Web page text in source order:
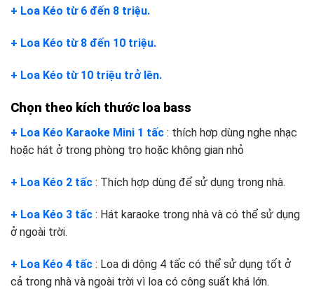
+ Loa Kéo từ 6 đến 8 triệu.
+ Loa Kéo từ 8 đến 10 triệu.
+ Loa Kéo từ 10 triệu trở lên.
Chọn theo kích thước loa bass
+ Loa Kéo Karaoke Mini 1 tấc : thích hơp dùng nghe nhạc
hoặc hát ở trong phòng trọ hoặc không gian nhỏ
+ Loa Kéo 2 tấc : Thích hợp dùng để sử dụng trong nhà.
+ Loa Kéo 3 tấc : Hát karaoke trong nhà và có thể sử dụng
ở ngoài trời.
+ Loa Kéo 4 tấc : Loa di dộng 4 tấc có thể sử dụng tốt ở
cả trong nhà và ngoài trời vì loa có công suất khá lớn.